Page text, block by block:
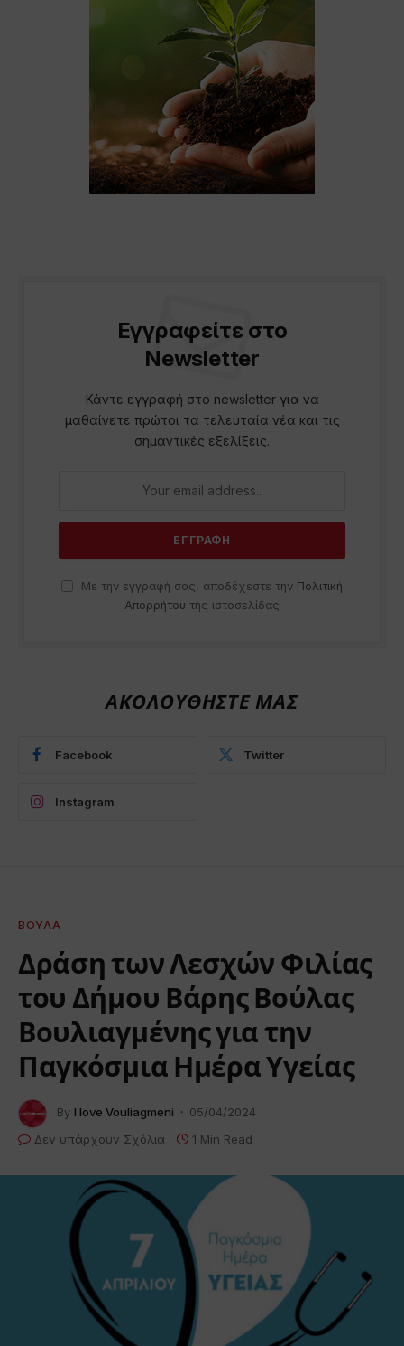
Εγγραφείτε στο
Newsletter
Κάντε εγγραφή στο newsletter για να
μαθαίνετε πρώτοι τα τελευταία νέα και τις
σημαντικές εξελίξεις.
Με την εγγραφή σας, αποδέχεστε την Πολιτική
Απορρήτου της ιστοσελίδας
ΑΚΟΛΟΥΘΗΣΤΕ ΜΑΣ
Facebook Twitter
Instagram
ΒΟΎΛΑ
Δράση των Λεσχών Φιλίας
του Δήμου Βάρης Βούλας
Βουλιαγμένης για την
Παγκόσμια Ημέρα Υγείας
By I love Vouliagmeni
05/04/2024
Δεν υπάρχουν Σχόλια
1 Min Read